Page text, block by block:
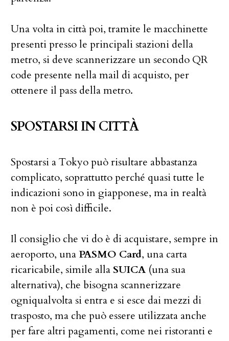
Una volta in città poi, tramite le macchinette
presenti presso le principali stazioni della
metro, si deve scannerizzare un secondo QR
code presente nella mail di acquisto, per
ottenere il pass della metro.
SPOSTARSI IN CITTÀ
Spostarsi a Tokyo può risultare abbastanza
complicato, soprattutto perché quasi tutte le
indicazioni sono in giapponese, ma in realtà
non è poi così difficile.
Il consiglio che vi do è di acquistare, sempre in
aeroporto, una PASMO Card, una carta
ricaricabile, simile alla SUICA (una sua
alternativa), che bisogna scannerizzare
ogniqualvolta si entra e si esce dai mezzi di
trasposto, ma che può essere utilizzata anche
per fare altri pagamenti, come nei ristoranti e